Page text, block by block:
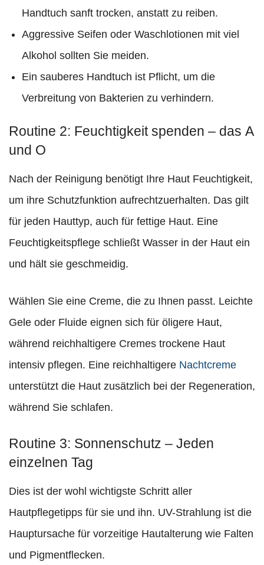
Handtuch sanft trocken, anstatt zu reiben.
Aggressive Seifen oder Waschlotionen mit viel
Alkohol sollten Sie meiden.
Ein sauberes Handtuch ist Pflicht, um die
Verbreitung von Bakterien zu verhindern.
Routine 2: Feuchtigkeit spenden – das A
und O
Nach der Reinigung benötigt Ihre Haut Feuchtigkeit,
um ihre Schutzfunktion aufrechtzuerhalten. Das gilt
für jeden Hauttyp, auch für fettige Haut. Eine
Feuchtigkeitspflege schließt Wasser in der Haut ein
und hält sie geschmeidig.
Wählen Sie eine Creme, die zu Ihnen passt. Leichte
Gele oder Fluide eignen sich für öligere Haut,
während reichhaltigere Cremes trockene Haut
intensiv pflegen. Eine reichhaltigere Nachtcreme
unterstützt die Haut zusätzlich bei der Regeneration,
während Sie schlafen.
Routine 3: Sonnenschutz – Jeden
einzelnen Tag
Dies ist der wohl wichtigste Schritt aller
Hautpflegetipps für sie und ihn. UV-Strahlung ist die
Hauptursache für vorzeitige Hautalterung wie Falten
und Pigmentflecken.